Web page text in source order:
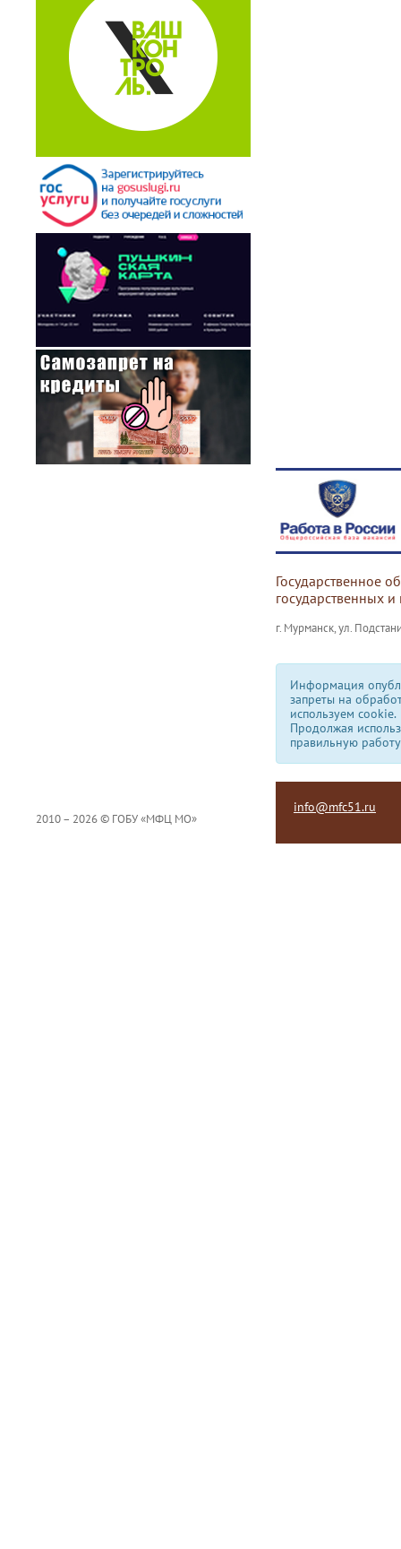
Государственное
государственных
г. Мурманск, ул.
Информация
запреты на
используем сookie.
Продолжая
правильную
2010 – 2026 © ГОБУ «МФЦ МО»
info@mfc51.ru